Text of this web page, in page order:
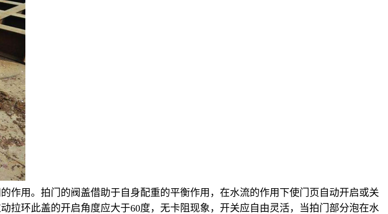
作用。拍门的阀盖借助于自身配重的平衡作用，在水流的作用下使门页自动开启或关
拉环此盖的开启角度应大于60度，无卡阻现象，开关应自由灵活，当拍门部分泡在水